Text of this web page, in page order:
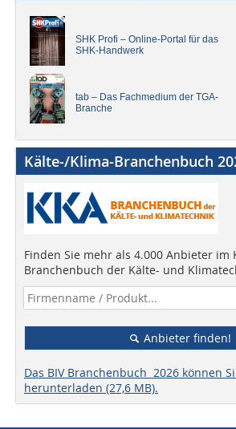
SHK Profi – Online-Portal für das
SHK-Handwerk
tab – Das Fachmedium der TGA-
Branche
Kälte-/Klima-Branchenbuch
Finden Sie mehr als 4.000 Anbieter im
Branchenbuch der Kälte- und
Anbieter finden!
Das BIV Branchenbuch 2026 können
herunterladen (27,6 MB).